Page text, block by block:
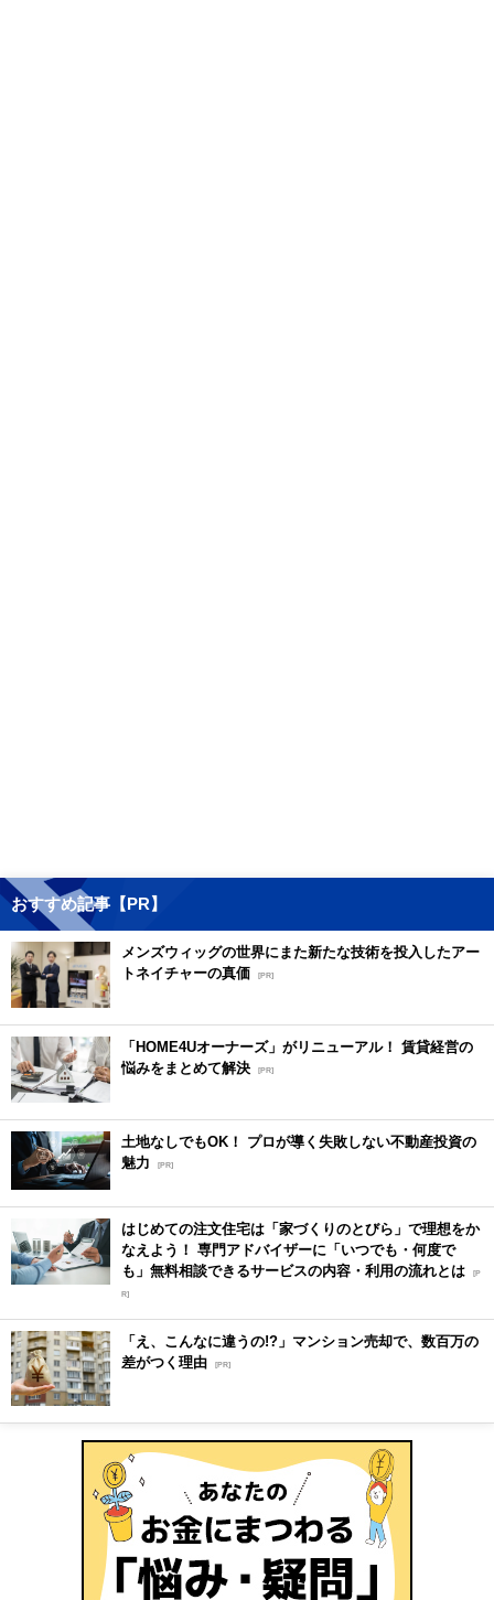
おすすめ記事【PR】
メンズウィッグの世界にまた新たな技術を投入したアー
トネイチャーの真価 [PR]
「HOME4Uオーナーズ」がリニューアル！ 賃貸経営の
悩みをまとめて解決 [PR]
土地なしでもOK！ プロが導く失敗しない不動産投資の
魅力
[PR]
はじめての注文住宅は「家づくりのとびら」で理想をか
なえよう！ 専門アドバイザーに「いつでも・何度で
も」無料相談できるサービスの内容・利用の流れとは [P
R]
「え、こんなに違うの!?」マンション売却で、数百万の
差がつく理由 [PR]